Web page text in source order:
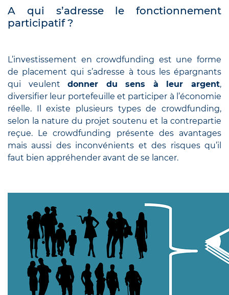
A qui s’adresse le fonctionnement
participatif ?
L’investissement en crowdfunding est une forme
de placement qui s’adresse à tous les épargnants
qui veulentdonner du sens à leur argent,
diversifier leur portefeuille et participer à l’économie
réelle. Il existe plusieurs types de crowdfunding,
selon la nature du projet soutenu et la contrepartie
reçue. Le crowdfunding présente des avantages
mais aussi des inconvénients et des risques qu’il
faut bien appréhender avant de se lancer.